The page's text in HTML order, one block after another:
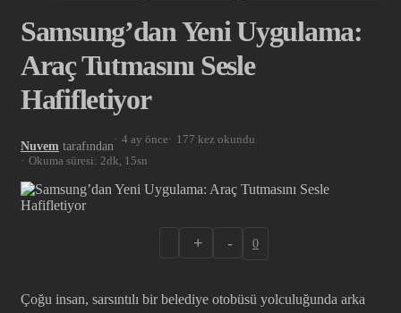
Samsung’dan Yeni Uygulama:
Araç Tutmasını Sesle
Hafifletiyor
Nuvem tarafından
4 ay önce
177 kez okundu
Okuma süresi: 2dk, 15sn
+ - 0
Çoğu insan, sarsıntılı bir belediye otobüsü yolculuğunda arka